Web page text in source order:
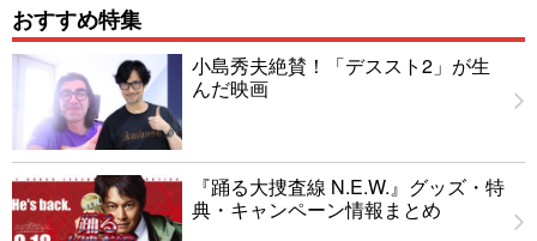
おすすめ特集
小島秀夫絶賛！「デススト2」が生
んだ映画
『踊る大捜査線 N.E.W.』グッズ・特
典・キャンペーン情報まとめ